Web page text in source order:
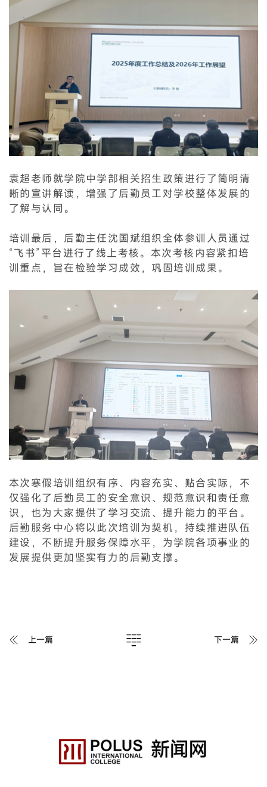
袁超老师就学院中学部相关招生政策进行了简明清
晰的宣讲解读，增强了后勤员工对学校整体发展的
了解与认同。
培训最后，后勤主任沈国斌组织全体参训人员通过
“飞书”平台进行了线上考核。本次考核内容紧扣培
训重点，旨在检验学习成效，巩固培训成果。
本次寒假培训组织有序、内容充实、贴合实际，不
仅强化了后勤员工的安全意识、规范意识和责任意
识，也为大家提供了学习交流、提升能力的平台。
后勤服务中心将以此次培训为契机，持续推进队伍
建设，不断提升服务保障水平，为学院各项事业的
发展提供更加坚实有力的后勤支撑。
上一篇 下一篇